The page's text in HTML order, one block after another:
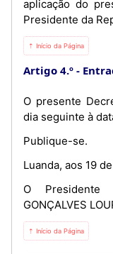
aplicação do
Presidente da
⇡ Início da Página
Artigo 4.º
O presente
dia seguinte à
Publique-se.
Luanda, aos 19
O Presidente
GONÇALVES
⇡ Início da Página